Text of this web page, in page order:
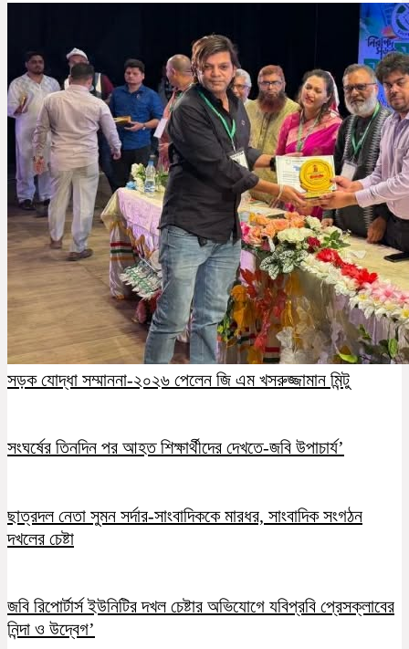
সড়ক যোদ্ধা সম্মাননা-২০২৬ পেলেন জি এম খসরুজ্জামান মিন্টু
সংঘর্ষের তিনদিন পর আহত শিক্ষার্থীদের দেখতে-জবি উপাচার্য’
ছাত্রদল নেতা সুমন সর্দার-সাংবাদিককে মারধর, সাংবাদিক সংগঠন
দখলের চেষ্টা
জবি রিপোর্টার্স ইউনিটির দখল চেষ্টার অভিযোগে যবিপ্রবি প্রেসক্লাবের
নিন্দা ও উদ্বেগ’